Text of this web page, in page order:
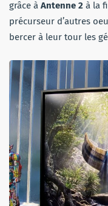
grâce à Antenne 2 à la
précurseur d’autres
bercer à leur tour les